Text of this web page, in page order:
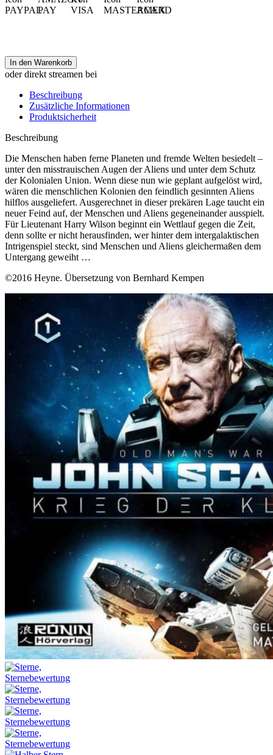
In den Warenkorb
oder direkt streamen bei
Beschreibung
Zusätzliche Informationen
Produktsicherheit
Beschreibung
Die Menschen haben ferne Planeten und fremde Welten besiedelt –
unter den misstrauischen Augen der Aliens und unter dem Schutz
der Kolonialen Union. Wenn diese nun wie geplant aufgelöst wird,
wären die menschlichen Kolonien den feindlich gesinnten Aliens
hilflos ausgeliefert. Ausgerechnet in dieser prekären Lage taucht ein
neuer Feind auf, der Menschen und Aliens gegeneinander ausspielt.
Für Lieutenant Harry Wilson beginnt ein Wettlauf gegen die Zeit,
denn sollte er nicht herausfinden, wer hinter dem intergalaktischen
Intrigenspiel steckt, sind Menschen und Aliens gleichermaßen dem
Untergang geweiht …
©2016 Heyne. Übersetzung von Bernhard Kempen